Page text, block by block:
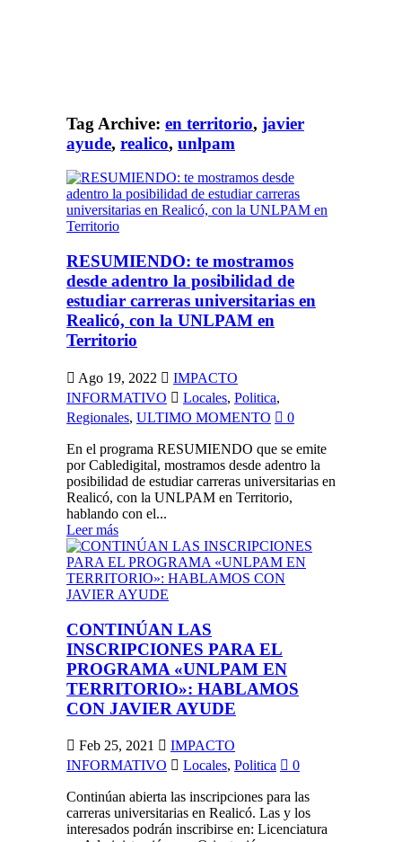
Tag Archive: en territorio, javier
ayude, realico, unlpam
RESUMIENDO: te mostramos
desde adentro la posibilidad de
estudiar carreras universitarias en
Realicó, con la UNLPAM en
Territorio
Ago 19, 2022
IMPACTO
INFORMATIVO
Locales, Politica,
Regionales, ULTIMO MOMENTO 0
En el programa RESUMIENDO que se emite
por Cabledigital, mostramos desde adentro la
posibilidad de estudiar carreras universitarias en
Realicó, con la UNLPAM en Territorio,
hablando con el...
Leer más
CONTINÚAN LAS
INSCRIPCIONES PARA EL
PROGRAMA «UNLPAM EN
TERRITORIO»: HABLAMOS
CON JAVIER AYUDE
Feb 25, 2021
IMPACTO
INFORMATIVO
Locales, Politica 0
Continúan abierta las inscripciones para las
carreras universitarias en Realicó. Las y los
interesados podrán inscribirse en: Licenciatura